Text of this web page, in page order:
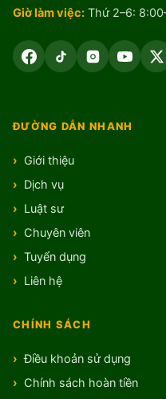
Giờ làm việc: Thứ 2–6:
ĐƯỜNG DẪN NHANH
Giới thiệu
Dịch vụ
Luật sư
Chuyên viên
Tuyển dụng
Liên hệ
CHÍNH SÁCH
Điều khoản sử dụng
Chính sách hoàn tiền